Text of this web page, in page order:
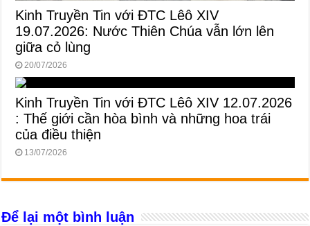
Kinh Truyền Tin với ĐTC Lêô XIV
19.07.2026: Nước Thiên Chúa vẫn lớn lên
giữa cỏ lùng
20/07/2026
Kinh Truyền Tin với ĐTC Lêô XIV 12.07.2026
: Thế giới cần hòa bình và những hoa trái
của điều thiện
13/07/2026
Để lại một bình luận